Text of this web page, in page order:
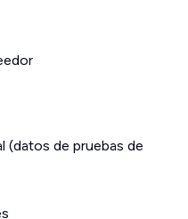
(datos de pruebas de